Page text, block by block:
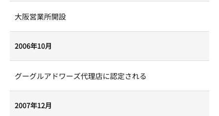
大阪営業所開設
2006年10月
グーグルアドワーズ代理店に認定される
2007年12月